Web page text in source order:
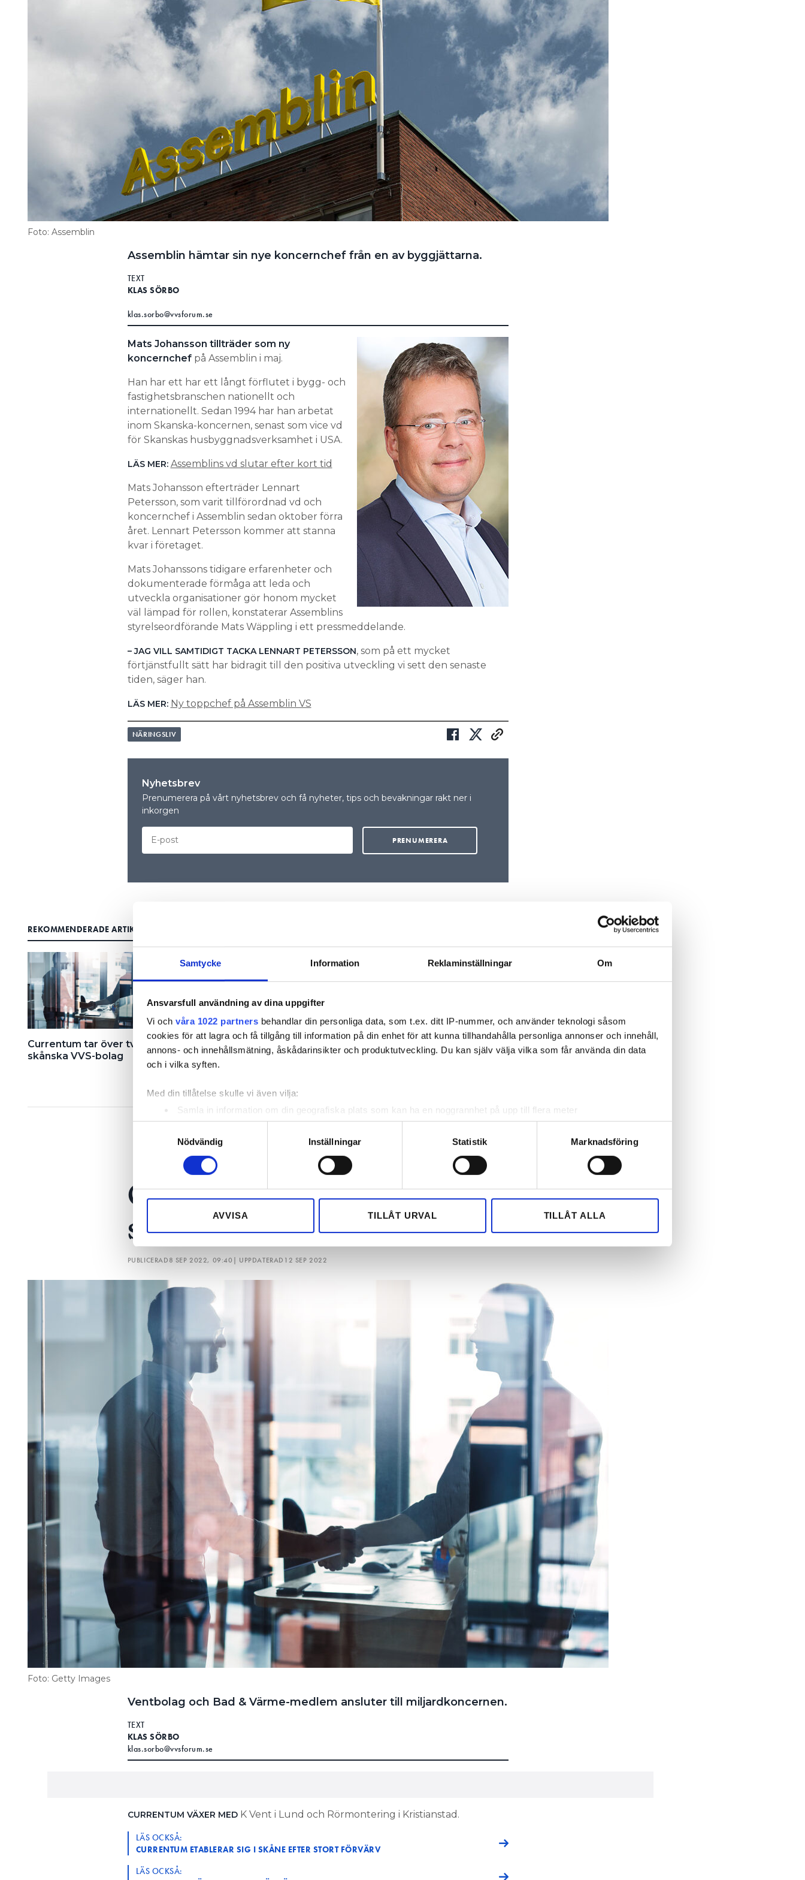
Samtycke Information Reklaminställningar Om
Ansvarsfull användning av dina uppgifter
Vi och våra 1022 partners behandlar din personliga data, som t.ex. ditt IP-nummer, och använder teknologi såsom
cookies för att lagra och få tillgång till information på din enhet för att kunna tillhandahålla personliga annonser och innehåll,
annons- och innehållsmätning, åskådarinsikter och produktutveckling. Du kan själv välja vilka som får använda din data
och i vilka syften.
Med din tillåtelse skulle vi även vilja:
Samla in information om din geografiska plats som kan ha en noggrannhet på upp till flera meter
Identifiera din enhet genom att aktivt skanna den för specifika kännetecken (fingeravtryck)
Ta reda på mer om hur dina personliga uppgifter behandlas och ställ in dina preferenser i
detaljsektionen. Du kan ändra
eller dra tillbaka ditt samtycke när som helst från cookie-förklaringen.
sociala medier och analysera vår trafik. Vi vidarebefordrar även sådana identifierare och annan information från din enhet
till de sociala medier och annons- och analysföretag som vi samarbetar med. Dessa kan i sin tur kombinera informationen
Nödvändig
Inställningar Statistik Marknadsföring
AVVISA TILLÅT URVAL TILLÅT ALLA
Foto: Assemblin
Assemblin hämtar sin nye koncernchef från en av byggjättarna.
TEXT
KLAS SÖRBO
klas.sorbo@vvsforum.se
Mats Johansson tillträder som ny
koncernchefpå Assemblin i maj.
Han har ett har ett långt förflutet i bygg- och
fastighetsbranschen nationellt och
internationellt. Sedan 1994 har han arbetat
inom Skanska-koncernen, senast som vice vd
för Skanskas husbyggnadsverksamhet i USA.
LÄS MER: Assemblins vd slutar efter kort tid
Mats Johansson efterträder Lennart
Petersson, som varit tillförordnad vd och
koncernchef i Assemblin sedan oktober förra
året. Lennart Petersson kommer att stanna
kvar i företaget.
Mats Johanssons tidigare erfarenheter och
dokumenterade förmåga att leda och
utveckla organisationer gör honom mycket
väl lämpad för rollen, konstaterar Assemblins
styrelseordförande Mats Wäppling i ett pressmeddelande.
– JAG VILL SAMTIDIGT TACKA LENNART PETERSSON, som på ett mycket
förtjänstfullt sätt har bidragit till den positiva utveckling vi sett den senaste
tiden, säger han.
LÄS MER: Ny toppchef på Assemblin VS
NÄRINGSLIV
Nyhetsbrev
Prenumerera på vårt nyhetsbrev och få nyheter, tips och bevakningar rakt ner i
inkorgen
REKOMMENDERADE ARTIKLAR
Currentum tar över två
skånska VVS-bolag
Klas Larsson om
försäljningen: “Vi kan nå
målen snabbare ihop”
VVS-installatörer i
konkurs efter
Skånsk VVS-installatör i
konkurs efter
Instalco köper
Currentum tar över två
skånska VVS-bolag
PUBLICERAD8 SEP 2022, 09:40 | UPPDATERAD 12 SEP 2022
Foto: Getty Images
Ventbolag och Bad & Värme-medlem ansluter till miljardkoncernen.
TEXT
KLAS SÖRBO
klas.sorbo@vvsforum.se
CURRENTUM VÄXER MEDK Vent i Lund och Rörmontering i Kristianstad.
LÄS OCKSÅ:
CURRENTUM ETABLERAR SIG I SKÅNE EFTER STORT FÖRVÄRV
LÄS OCKSÅ: